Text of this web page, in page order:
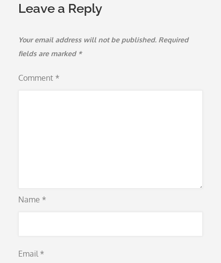
Leave a Reply
Your email address will not be published. Required
fields are marked *
Comment *
Name *
Email *